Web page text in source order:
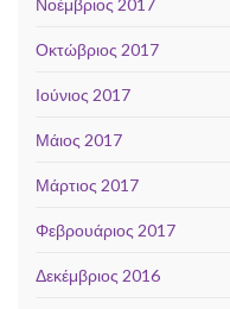
Νοέμβριος 2017
Οκτώβριος 2017
Ιούνιος 2017
Μάιος 2017
Μάρτιος 2017
Φεβρουάριος 2017
Δεκέμβριος 2016